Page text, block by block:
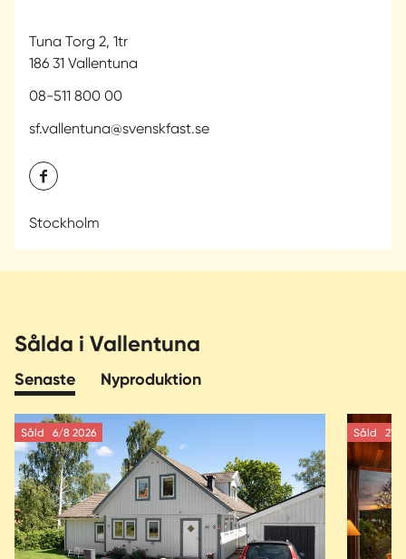
Tuna Torg 2, 1tr
186 31 Vallentuna
08-511 800 00
sf.vallentuna@svenskfast.se
Stockholm
Sålda i Vallentuna
Senaste Nyproduktion
Såld 6/8 2026 Såld 21/